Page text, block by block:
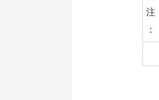
注
：